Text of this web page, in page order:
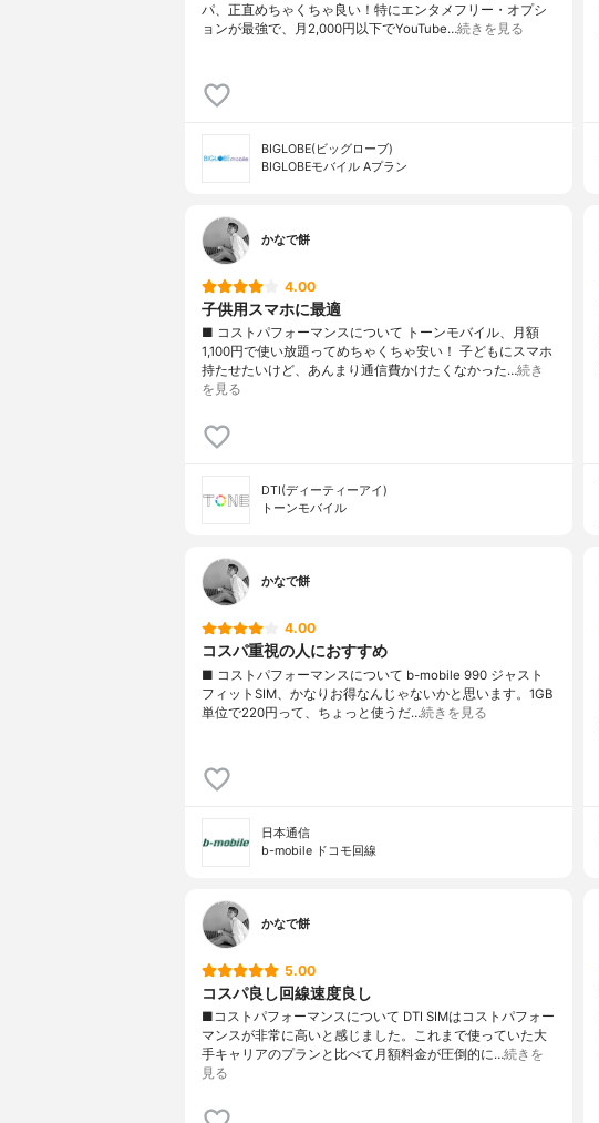
パ、正直めちゃくちゃ良い！特にエンタメフリー・オプシ
ョンが最強で、月2,000円以下でYouTube…続きを見る
BIGLOBE(ビッグローブ)
BIGLOBEモバイル Aプラン
かなで餅
4.00
子供用スマホに最適
■ コストパフォーマンスについて トーンモバイル、月額
1,100円で使い放題ってめちゃくちゃ安い！ 子どもにスマホ
持たせたいけど、あんまり通信費かけたくなかった…続き
を見る
DTI(ディーティーアイ)
トーンモバイル
かなで餅
4.00
コスパ重視の人におすすめ
■ コストパフォーマンスについて b-mobile 990 ジャスト
フィットSIM、かなりお得なんじゃないかと思います。1GB
単位で220円って、ちょっと使うだ…続きを見る
日本通信
b-mobile ドコモ回線
かなで餅
5.00
コスパ良し回線速度良し
■コストパフォーマンスについて DTI SIMはコストパフォー
マンスが非常に高いと感じました。これまで使っていた大
手キャリアのプランと比べて月額料金が圧倒的に…続きを
見る